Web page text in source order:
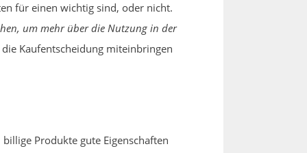
für einen wichtig sind, oder nicht.
um mehr über die Nutzung in der
Kaufentscheidung miteinbringen
Produkte gute Eigenschaften